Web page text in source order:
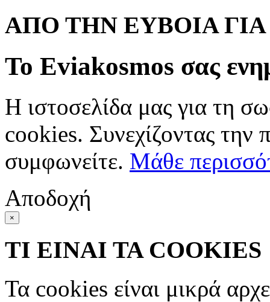
ΑΠΟ ΤΗΝ ΕΥΒΟΙΑ
Το Eviakosmos σας
Η ιστοσελίδα μας για τη
cookies. Συνεχίζοντας την
συμφωνείτε. Μάθε
Αποδοχή
×
ΤΙ ΕΙΝΑΙ ΤΑ COOKIES
Τα cookies είναι μικρά